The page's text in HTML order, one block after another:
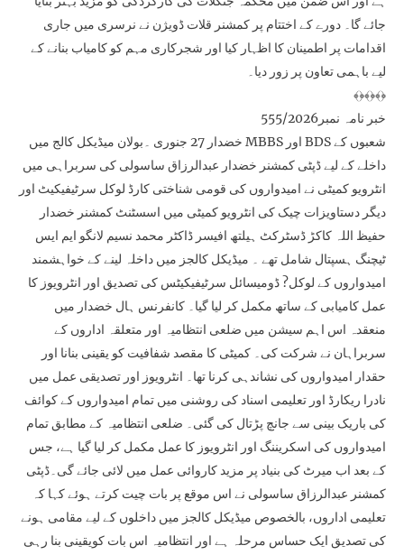
جائے گا۔ دورے کے اختتام پر کمشنر قلات ڈویژن نے نرسری میں جاری
اقدامات پر اطمینان کا اظہار کیا اور شجرکاری مہم کو کامیاب بنانے کے
لیے باہمی تعاون پر زور دیا۔
﴾﴿﴾﴿﴾﴿
خبر نامہ نمبر555/2026
خضدار 27 جنوری ۔بولان میڈیکل کالج میں MBBS اور BDS شعبوں کے
داخلے کے لیے ڈپٹی کمشنر خضدار عبدالرزاق ساسولی کی سربراہی میں
انٹرویو کمیٹی نے امیدواروں کی قومی شناختی کارڈ لوکل سرٹیفیکیٹ اور
دیگر دستاویزات چیک کی انٹرویو کمیٹی میں اسسٹنٹ کمشنر خضدار
حفیظ اللہ کاکڑ ڈسٹرکٹ ہیلتھ افیسر ڈاکٹر محمد نسیم لانگو ایم ایس
ٹیچنگ ہسپتال شامل تھے ۔ میڈیکل کالجز میں داخلہ لینے کے خواہشمند
امیدواروں کے لوکل? ڈومیسائل سرٹیفیکیٹس کی تصدیق اور انٹرویوز کا
عمل کامیابی کے ساتھ مکمل کر لیا گیا۔ کانفرنس ہال خضدار میں
منعقدہ اس اہم سیشن میں ضلعی انتظامیہ اور متعلقہ اداروں کے
سربراہان نے شرکت کی۔ کمیٹی کا مقصد شفافیت کو یقینی بنانا اور
حقدار امیدواروں کی نشاندہی کرنا تھا۔ انٹرویوز اور تصدیقی عمل میں
نادرا ریکارڈ اور تعلیمی اسناد کی روشنی میں تمام امیدواروں کے کوائف
کی باریک بینی سے جانچ پڑتال کی گئی۔ ضلعی انتظامیہ کے مطابق تمام
امیدواروں کی اسکریننگ اور انٹرویوز کا عمل مکمل کر لیا گیا ہے، جس
کے بعد اب میرٹ کی بنیاد پر مزید کاروائی عمل میں لائی جائے گی۔ڈپٹی
کمشنر عبدالرزاق ساسولی نے اس موقع پر بات چیت کرتے ہوئے کہا کہ
تعلیمی اداروں، بالخصوص میڈیکل کالجز میں داخلوں کے لیے مقامی ہونے
کی تصدیق ایک حساس مرحلہ ہے اور انتظامیہ اس بات کویقینی بنا رہی